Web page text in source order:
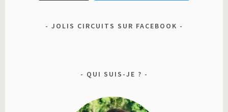
JOLIS CIRCUITS SUR FACEBOOK
QUI SUIS-JE ?